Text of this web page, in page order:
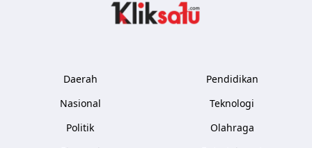
Daerah
Nasional
Politik
Pendidikan
Teknologi
Olahraga